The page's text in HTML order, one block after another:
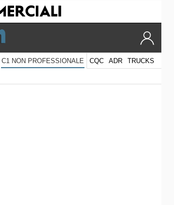
C1 NON PROFESSIONALE CQC ADR TRUCKS